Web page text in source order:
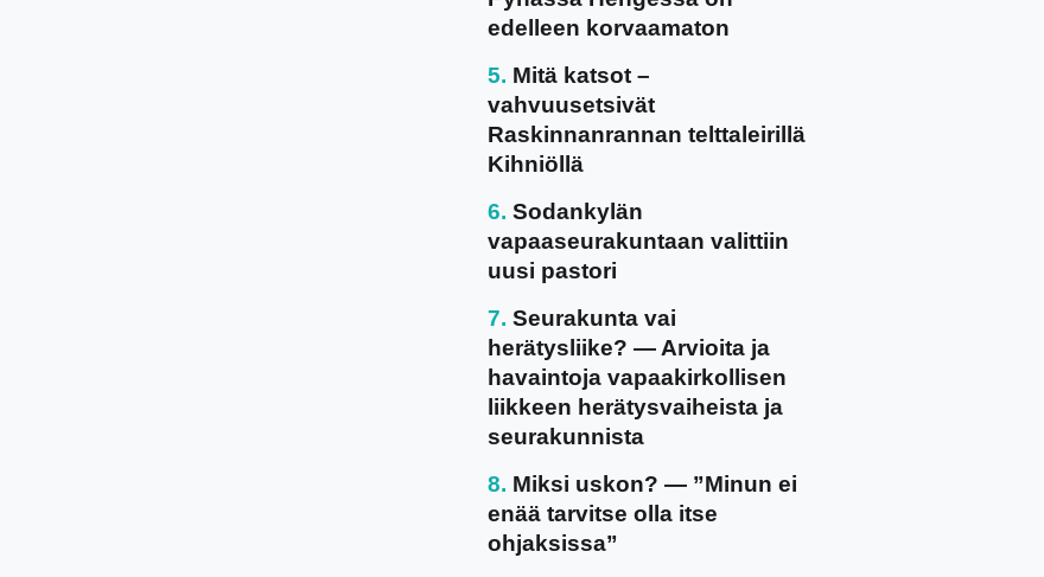
edelleen korvaamaton
Mitä katsot –
vahvuusetsivät
Raskinnanrannan telttaleirillä
Kihniöllä
Sodankylän
vapaaseurakuntaan valittiin
uusi pastori
Seurakunta vai
herätysliike? — Arvioita ja
havaintoja vapaakirkollisen
liikkeen herätysvaiheista ja
seurakunnista
Miksi uskon? — ”Minun ei
enää tarvitse olla itse
ohjaksissa”